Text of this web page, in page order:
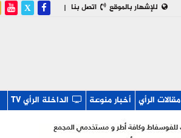
| اتصل بنا للإشهار بالموقع
مقالات الرأي أخبار منوعة الداخلة الرأي TV